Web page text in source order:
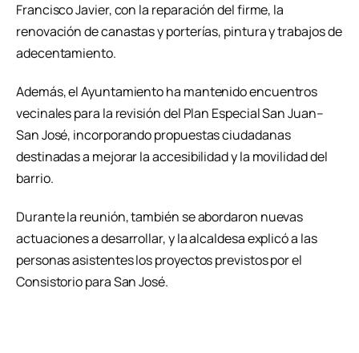
Francisco Javier, con la reparación del firme, la
renovación de canastas y porterías, pintura y trabajos de
adecentamiento.
Además, el Ayuntamiento ha mantenido encuentros
vecinales para la revisión del Plan Especial San Juan–
San José, incorporando propuestas ciudadanas
destinadas a mejorar la accesibilidad y la movilidad del
barrio.
Durante la reunión, también se abordaron nuevas
actuaciones a desarrollar, y la alcaldesa explicó a las
personas asistentes los proyectos previstos por el
Consistorio para San José.